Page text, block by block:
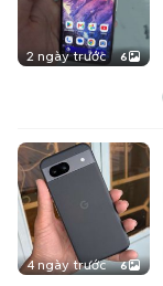
2 ngày trước 6
4 ngày trước 6